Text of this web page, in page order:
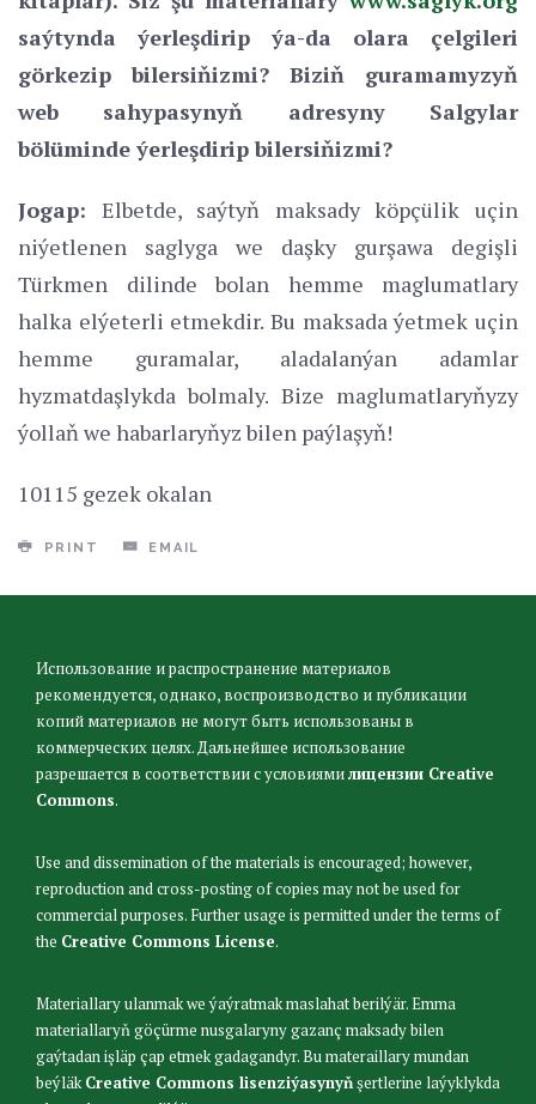
saýtynda ýerleşdirip ýa-da olara çelgileri
görkezip bilersiňizmi? Biziň guramamyzyň
web sahypasynyň adresyny Salgylar
bölüminde ýerleşdirip bilersiňizmi?
Jogap: Elbetde, saýtyň maksady köpçülik uçin
niýetlenen saglyga we daşky gurşawa degişli
Türkmen dilinde bolan hemme maglumatlary
halka elýeterli etmekdir. Bu maksada ýetmek uçin
hemme guramalar, aladalanýan adamlar
hyzmatdaşlykda bolmaly. Bize maglumatlaryňyzy
ýollaň we habarlaryňyz bilen paýlaşyň!
10115 gezek okalan
PRINT EMAIL
Использование и распространение материалов
рекомендуется, однако, воспроизводство и публикации
копий материалов не могут быть использованы в
коммерческих целях. Дальнейшее использование
разрешается в соответствии с условиямилицензии Creative
Commons.
Use and dissemination of the materials is encouraged; however,
reproduction and cross-posting of copies may not be used for
commercial purposes. Further usage is permitted under the terms of
the Creative Commons License.
Materiallary ulanmak we ýaýratmak maslahat berilýär. Emma
materiallaryň göçürme nusgalaryny gazanç maksady bilen
gaýtadan işläp çap etmek gadagandyr. Bu materaillary mundan
beýläkCreative Commons lisenziýasynyňşertlerine laýyklykda